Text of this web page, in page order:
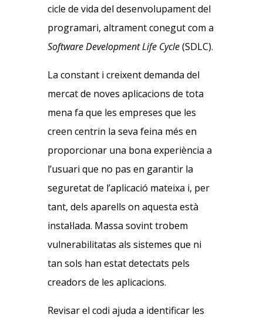
cicle de vida del desenvolupament del
programari, altrament conegut com a
Software Development Life Cycle(SDLC).
La constant i creixent demanda del
mercat de noves aplicacions de tota
mena fa que les empreses que les
creen centrin la seva feina més en
proporcionar una bona experiència a
l’usuari que no pas en garantir la
seguretat de l’aplicació mateixa i, per
tant, dels aparells on aquesta està
instal·lada. Massa sovint trobem
vulnerabilitatas als sistemes que ni
tan sols han estat detectats pels
creadors de les aplicacions.
Revisar el codi ajuda a identificar les